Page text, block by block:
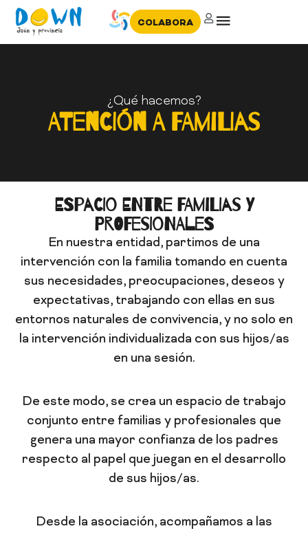
COLABORA
¿Qué hacemos?
ATENCIÓN A FAMILIAS
ESPACIO ENTRE FAMILIAS Y
PROFESIONALES
En nuestra entidad, partimos de una
intervención con la familia tomando en cuenta
sus necesidades, preocupaciones, deseos y
expectativas, trabajando con ellas en sus
entornos naturales de convivencia, y no solo en
la intervención individualizada con sus hijos/as
en una sesión.
De este modo, se crea un espacio de trabajo
conjunto entre familias y profesionales que
genera una mayor confianza de los padres
respecto al papel que juegan en el desarrollo
de sus hijos/as.
Desde la asociación, acompañamos a las